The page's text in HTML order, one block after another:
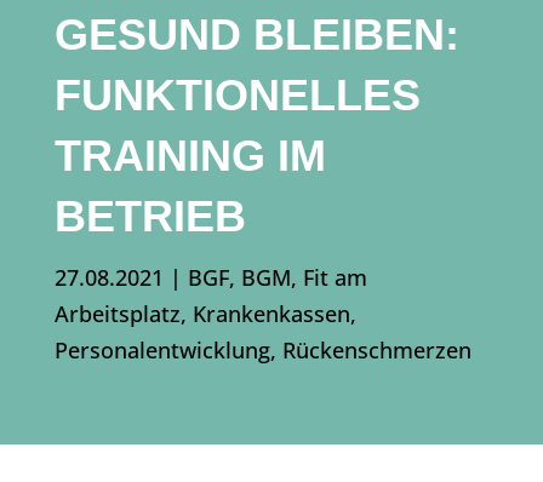
GESUND BLEIBEN:
FUNKTIONELLES
TRAINING IM
BETRIEB
27.08.2021 | BGF, BGM, Fit am
Arbeitsplatz, Krankenkassen,
Personalentwicklung, Rückenschmerzen